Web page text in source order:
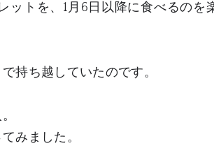
ットを、1月6日以降に食べるのを
持ち越していたのです。
みました。